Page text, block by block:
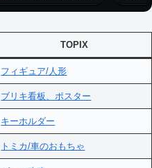
TOPIX
フィギュア/人形
ブリキ看板、ポスター
キーホルダー
トミカ/車のおもちゃ